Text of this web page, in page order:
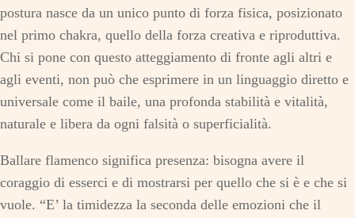
postura nasce da un unico punto di forza fisica, posizionato
nel primo chakra, quello della forza creativa e riproduttiva.
Chi si pone con questo atteggiamento di fronte agli altri e
agli eventi, non può che esprimere in un linguaggio diretto e
universale come il baile, una profonda stabilità e vitalità,
naturale e libera da ogni falsità o superficialità.
Ballare flamenco significa presenza: bisogna avere il
coraggio di esserci e di mostrarsi per quello che si è e che si
vuole. “E’ la timidezza la seconda delle emozioni che il